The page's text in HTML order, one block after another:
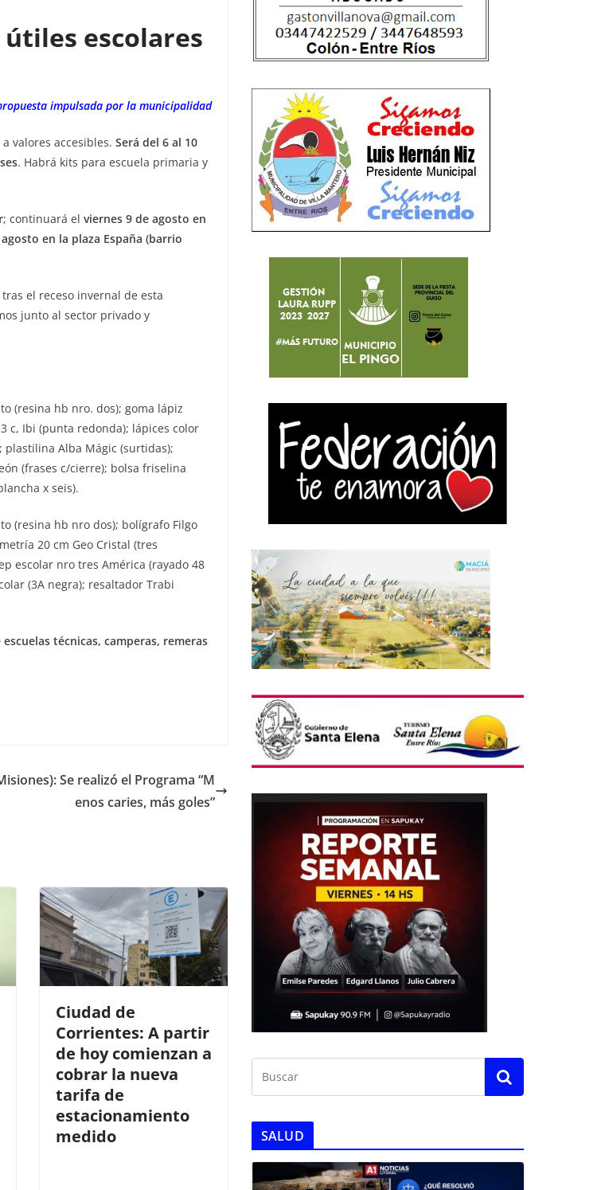
útiles escolares
impulsada por la municipalidad
valores accesibles. Será del 6 al 10
. Habrá kits para escuela primaria y
; continuará el viernes 9 de agosto en
en la plaza España (barrio
el receso invernal de esta
junto al sector privado y
(resina hb nro. dos); goma lápiz
c, Ibi (punta redonda); lápices color
plastilina Alba Mágic (surtidas);
(frases c/cierre); bolsa friselina
x seis).
(resina hb nro dos); bolígrafo Filgo
20 cm Geo Cristal (tres
escolar nro tres América (rayado 48
(3A negra); resaltador Trabi
técnicas, camperas, remeras
Se realizó el Programa “M
enos caries, más goles”
Ciudad de
Corrientes: A partir
de hoy comienzan a
cobrar la nueva
tarifa de
estacionamiento
medido
SALUD